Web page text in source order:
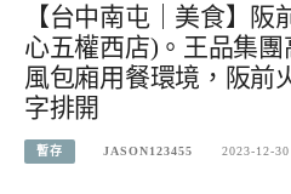
【台中南屯｜美食】
心五權西店)。王品集
風包廂用餐環境，阪前
字排開
暫存 JASON123455 2023-12-30